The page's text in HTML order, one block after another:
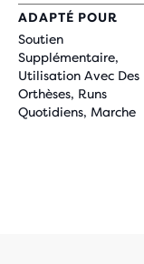
ADAPTÉ POUR
Soutien
Supplémentaire,
Utilisation Avec Des
Orthèses, Runs
Quotidiens, Marche